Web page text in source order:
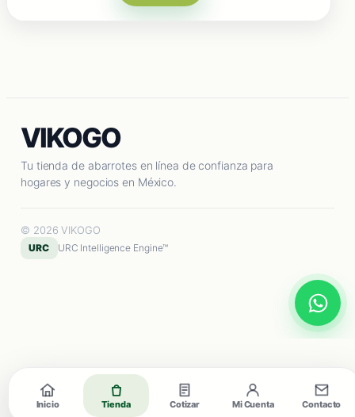
VIKOGO
Tu tienda de abarrotes en línea de confianza para
hogares y negocios en México.
© 2026 VIKOGO
URC URC Intelligence Engine™
Inicio Tienda Cotizar Mi Cuenta Contacto